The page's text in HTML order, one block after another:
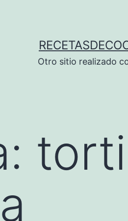
Otro sitio realizado